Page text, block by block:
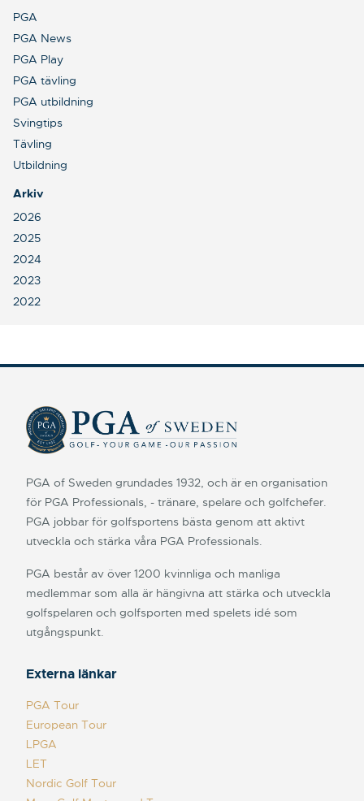
PGA
PGA News
PGA Play
PGA tävling
PGA utbildning
Svingtips
Tävling
Utbildning
Arkiv
2026
2025
2024
2023
2022
PGA of Sweden grundades 1932, och är en organisation
för PGA Professionals, - tränare, spelare och golfchefer.
PGA jobbar för golfsportens bästa genom att aktivt
utveckla och stärka våra PGA Professionals.
PGA består av över 1200 kvinnliga och manliga
medlemmar som alla är hängivna att stärka och utveckla
golfspelaren och golfsporten med spelets idé som
utgångspunkt.
Externa länkar
PGA Tour
European Tour
LPGA
LET
Nordic Golf Tour